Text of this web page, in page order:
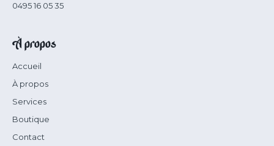
0495 16 05 35
À propos
Accueil
À propos
Services
Boutique
Contact